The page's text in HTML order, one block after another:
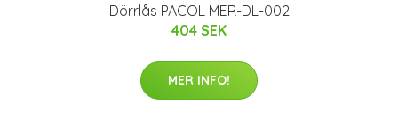
Dörrlås PACOL MER-DL-002
404 SEK
MER INFO!